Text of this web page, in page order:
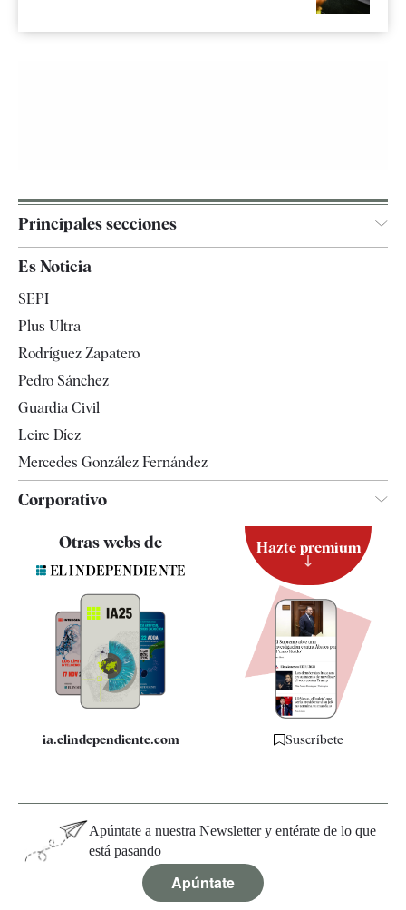
Principales secciones
Televisión
Es Noticia
SEPI
Plus Ultra
Rodríguez Zapatero
Pedro Sánchez
Guardia Civil
Leire Díez
Mercedes González Fernández
Corporativo
Quiénes somos
Especificaciones
Otras webs de
ia.elindependiente.com
Hazte premium
Suscríbete
Apúntate a nuestra Newsletter y entérate de lo que
está pasando
Apúntate